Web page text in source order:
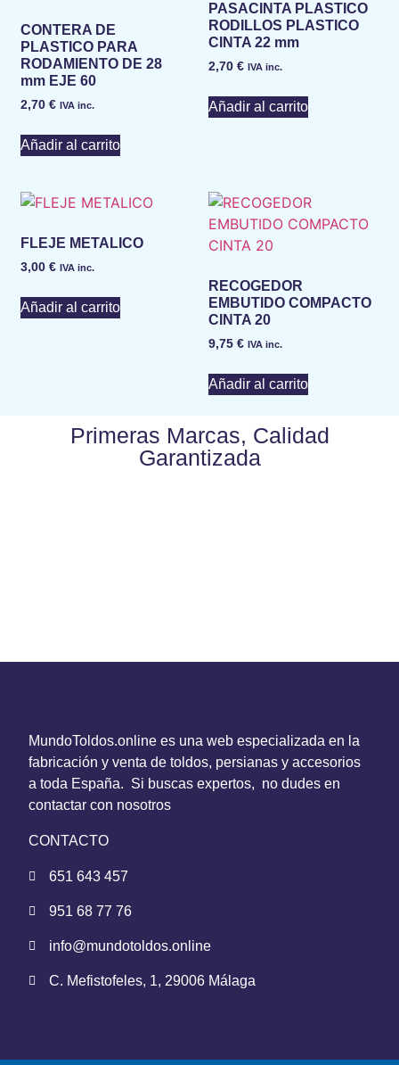
CONTERA DE
PLASTICO PARA
RODAMIENTO DE 28
mm EJE 60
2,70€ IVA inc.
Añadir al carrito
PASACINTA PLASTICO
RODILLOS PLASTICO
CINTA 22 mm
2,70 € IVA inc.
Añadir al carrito
FLEJE METALICO
3,00€ IVA inc.
Añadir al carrito
RECOGEDOR
EMBUTIDO COMPACTO
CINTA 20
9,75 € IVA inc.
Añadir al carrito
Primeras Marcas, Calidad
Garantizada
MundoToldos.online es una web especializada en la
fabricación y venta de toldos, persianas y accesorios
a toda España. Si buscas expertos, no dudes en
contactar con nosotros
CONTACTO
651 643 457
951 68 77 76
info@mundotoldos.online
C. Mefistofeles, 1, 29006 Málaga